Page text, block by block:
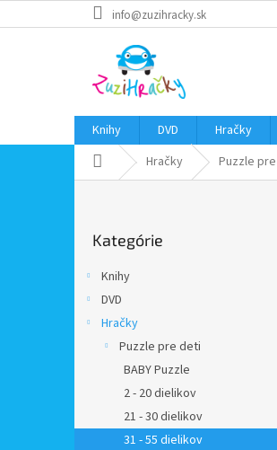
na
info@zuzihracky.sk
Knihy DVD Hračky
DomovHračky Puzzle
kategórie
Kategórie
Knihy
DVD
Hračky
Puzzle pre deti
BABY Puzzle
2 - 20 dielikov
21 - 30 dielikov
31 - 55 dielikov